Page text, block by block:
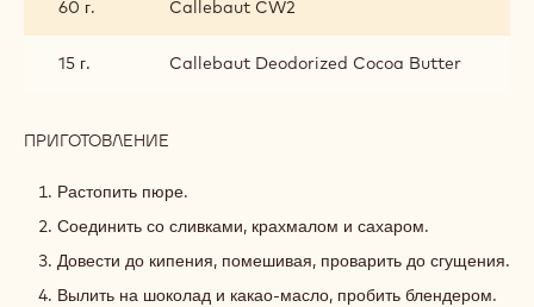
60 г. Callebaut CW2
15 г. Callebaut Deodorized Cocoa Butter
ПРИГОТОВЛЕНИЕ
МАЛИНА-
ШОКОЛАД
Растопить пюре.
Соединить со сливками, крахмалом и сахаром.
Довести до кипения, помешивая, проварить до сгущения.
Вылить на шоколад и какао-масло, пробить блендером.